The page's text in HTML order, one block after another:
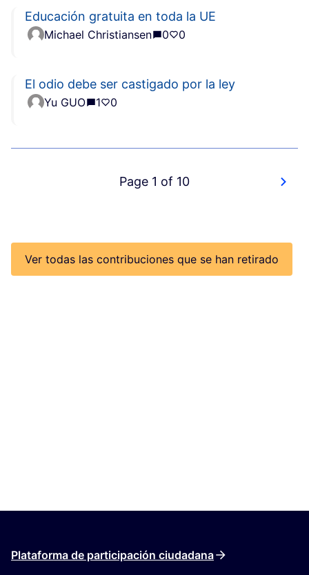
Educación gratuita en toda la UE
Michael Christiansen 0 0
El odio debe ser castigado por la ley
Yu GUO 1 0
Page 1 of 10
Ver todas las contribuciones que se han retirado
Plataforma de participación ciudadana